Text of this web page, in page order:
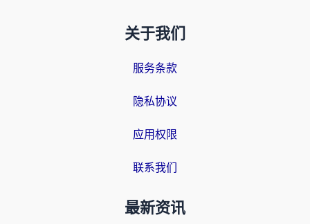
关于我们
服务条款
隐私协议
应用权限
联系我们
最新资讯